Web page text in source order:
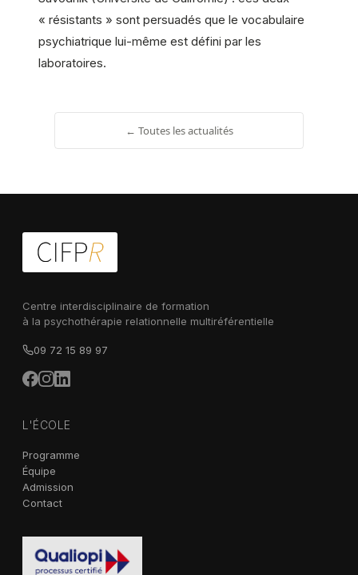
« résistants » sont persuadés que le vocabulaire
psychiatrique lui-même est défini par les
laboratoires.
← Toutes les actualités
Centre interdisciplinaire de formation
à la psychothérapie relationnelle multiréférentielle
09 72 15 89 97
L'ÉCOLE
Programme
Équipe
Admission
Contact